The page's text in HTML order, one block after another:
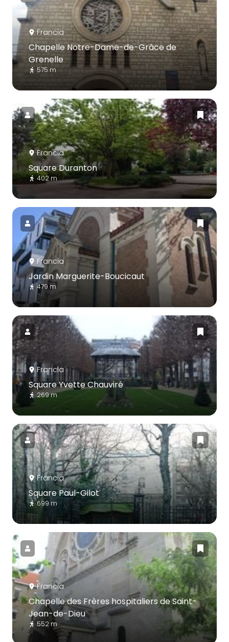
Francia
Chapelle Notre-Dame-de-Grâce de
Grenelle
575 m
Francia
Square Duranton
402 m
Francia
Jardin Marguerite-Boucicaut
479 m
Francia
Square Yvette Chauviré
269 m
Francia
Square Paul-Gilot
699 m
Francia
Chapelle des Frères hospitaliers de Saint-
Jean-de-Dieu
552 m